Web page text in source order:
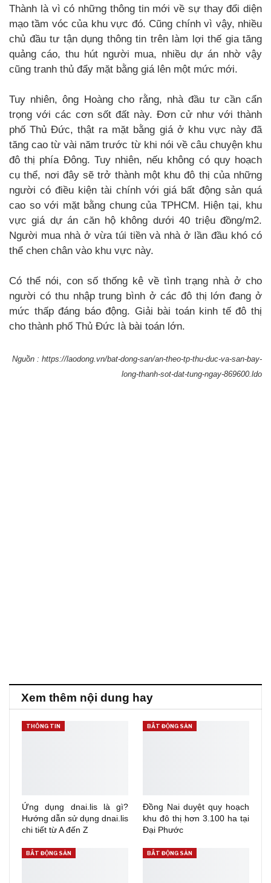
Thành là vì có những thông tin mới về sự thay đổi diện
mạo tầm vóc của khu vực đó. Cũng chính vì vậy, nhiều
chủ đầu tư tận dụng thông tin trên làm lợi thế gia tăng
quảng cáo, thu hút người mua, nhiều dự án nhờ vậy
cũng tranh thủ đẩy mặt bằng giá lên một mức mới.
Tuy nhiên, ông Hoàng cho rằng, nhà đầu tư cần cẩn
trọng với các cơn sốt đất này. Đơn cử như với thành
phố Thủ Đức, thật ra mặt bằng giá ở khu vực này đã
tăng cao từ vài năm trước từ khi nói về câu chuyện khu
đô thị phía Đông. Tuy nhiên, nếu không có quy hoạch
cụ thể, nơi đây sẽ trở thành một khu đô thị của những
người có điều kiện tài chính với giá bất động sản quá
cao so với mặt bằng chung của TPHCM. Hiện tại, khu
vực giá dự án căn hộ không dưới 40 triệu đồng/m2.
Người mua nhà ở vừa túi tiền và nhà ở lần đầu khó có
thể chen chân vào khu vực này.
Có thể nói, con số thống kê về tình trạng nhà ở cho
người có thu nhập trung bình ở các đô thị lớn đang ở
mức thấp đáng báo động. Giải bài toán kinh tế đô thị
cho thành phố Thủ Đức là bài toán lớn.
Nguồn : https://laodong.vn/bat-dong-san/an-theo-tp-thu-duc-va-san-bay-
long-thanh-sot-dat-tung-ngay-869600.ldo
Xem thêm nội dung hay
THÔNG TIN
Ứng dụng dnai.lis là gì?
Hướng dẫn sử dụng dnai.lis
chi tiết từ A đến Z
BẤT ĐỘNG SẢN
Đồng Nai duyệt quy hoạch
khu đô thị hơn 3.100 ha tại
Đại Phước
BẤT ĐỘNG SẢN BẤT ĐỘNG SẢN